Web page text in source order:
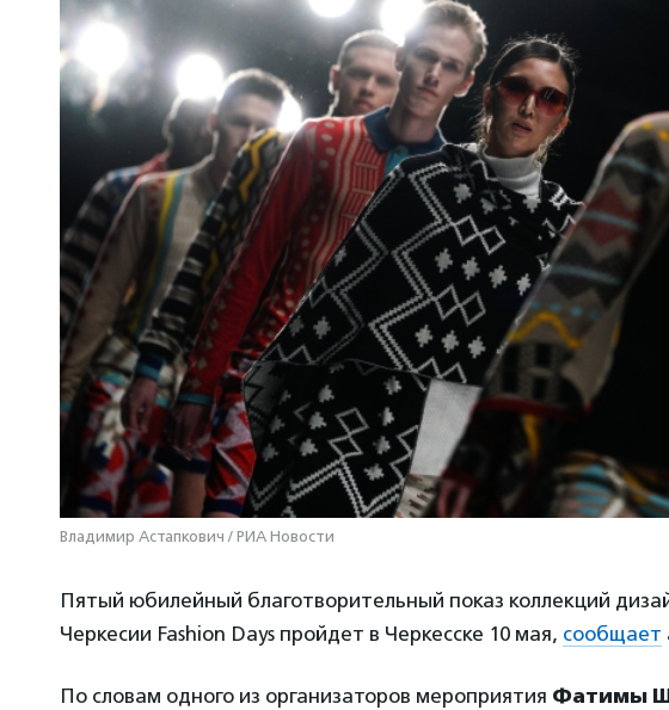
Владимир Астапкович / РИА Новости
Пятый юбилейный благотворительный показ коллекций
Черкесии Fashion Days пройдет в Черкесске 10 мая, сообщает
По словам одного из организаторов мероприятия Фатимы